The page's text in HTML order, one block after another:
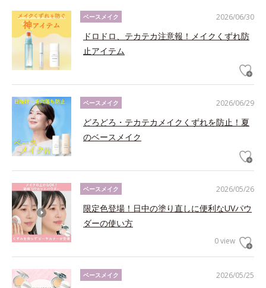
2026/06/30
ベースメイク
ドロドロ、テカテカ注意報！メイクくずれ防
止アイテム
2026/06/29
ベースメイク
どろどろ・テカテカメイクくずれを防止！夏
のベースメイク
2026/05/26
ベースメイク
限定色登場！日中の塗り直しに便利なUVパウ
ダーの使い方
0 view
2026/05/25
ベースメイク